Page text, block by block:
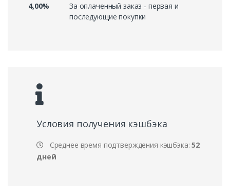
4,00%
За оплаченный заказ - первая и
последующие покупки
Условия получения кэшбэка
Среднее время подтверждения кэшбэка:52
дней